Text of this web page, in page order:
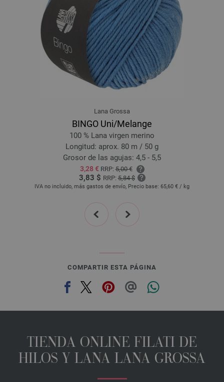
Lana Grossa
BINGO Uni/Melange
100 % Lana virgen merino
Longitud: aprox. 80 m / 50 g
Grosor de las agujas: 4,5 - 5,5
3,28 € RRP:5,00 €
3,83 $ RRP:5,84 $
IVA no incluido, más gastos de envío, Precio base: 65,60 € / kg
prev next
COMPARTIR ESTA PÁGINA
TIENDA ONLINE FILATI DE
HILOS Y LANA LANA GROSSA